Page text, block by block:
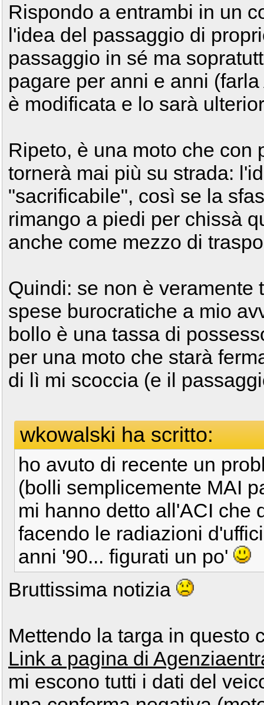
Rispondo a entrambi in un
l'idea del passaggio di
passaggio in sé ma
pagare per anni e anni
è modificata e lo sarà
Ripeto, è una moto che con
tornerà mai più su strada:
"sacrificabile", così se la
rimango a piedi per chissà
anche come mezzo di
Quindi: se non è veramente
spese burocratiche a mio
bollo è una tassa di
per una moto che starà
di lì mi scoccia (e il
wkowalski ha scritto:
ho avuto di recente un
(bolli semplicemente MAI
mi hanno detto all'ACI che
facendo le radiazioni
anni '90... figurati un po'
Bruttissima notizia
Mettendo la targa in questo
Link a pagina di
mi escono tutti i dati del